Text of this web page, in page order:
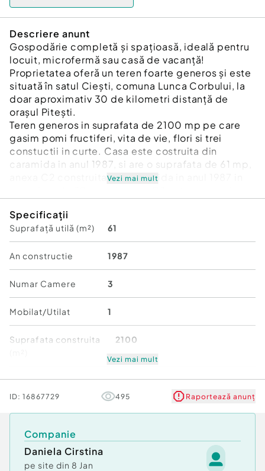
Descriere anunt
Gospodărie completă și spațioasă, ideală pentru
locuit, microfermă sau casă de vacanță!
Proprietatea oferă un teren foarte generos și este
situată în satul Ciești, comuna Lunca Corbului, la
doar aproximativ 30 de kilometri distanță de
orașul Pitești.
Teren generos in suprafata de 2100 mp pe care
gasim pomi fructiferi, vita de vie, flori si trei
constuctii in curte. Casa este costruita din
caramida in anul 1987, si are o suprafata de 61 mp,
anexa C2 construita din caramida in anul 1987 in
Ca si utilitati avem pe proprietate curent electric,
apa la retea, fantana,, iar la limita proprietatii
avem si canalizare. Incalzirea se face prin sobe de
teracota.
Echipa noastra va poate consilia de la vizionare,
obtinere credit, asigurare locuinta pana la
incheierea tranzactiei! Toate acestea cu 0%
COMISION pentru cumparator! Vizionarile sunt
Id intern: P8715
Curent
Apă
Vezi mai mult
Specificații
Suprafață utilă (m²) 61
An constructie 1987
Numar Camere 3
Mobilat/Utilat 1
Suprafata construita
2100
Stare Bună
Vezi mai mult
ID: 16867729 495 Raportează anunț
Companie
Daniela Cirstina
pe site din 8 Jan